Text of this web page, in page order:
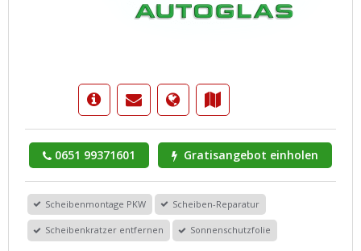
0651 99371601 Gratisangebot einholen
Scheibenmontage PKW Scheiben-Reparatur
Scheibenkratzer entfernen Sonnenschutzfolie